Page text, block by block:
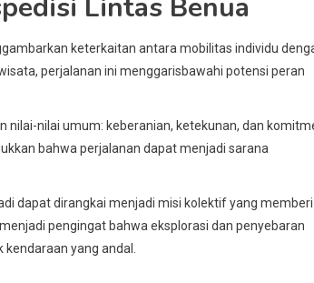
Lintas Benua
keterkaitan antara mobilitas individu
perjalanan ini menggarisbawahi potensi peran
nilai umum: keberanian, ketekunan, dan
bahwa perjalanan dapat menjadi sarana
dapat dirangkai menjadi misi kolektif yang memberi
pengingat bahwa eksplorasi dan penyebaran
yang andal.